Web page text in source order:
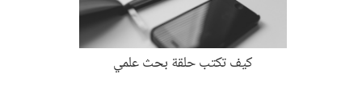
كيف تكتب حلقة بحث علمي